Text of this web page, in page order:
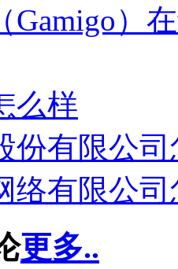
Gamigo）
么样
份有限公
络有限公
更多..